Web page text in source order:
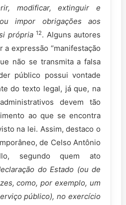
modificar, extinguir e
impor obrigações aos
própria 12. Alguns autores
expressão “manifestação
não se transmita a falsa
público possui vontade
do texto legal, já que, na
devem tão
ao que se encontra
na lei. Assim, destaco o
de Celso Antônio
segundo quem ato
do Estado (ou de
como, por exemplo, um
público), no exercício